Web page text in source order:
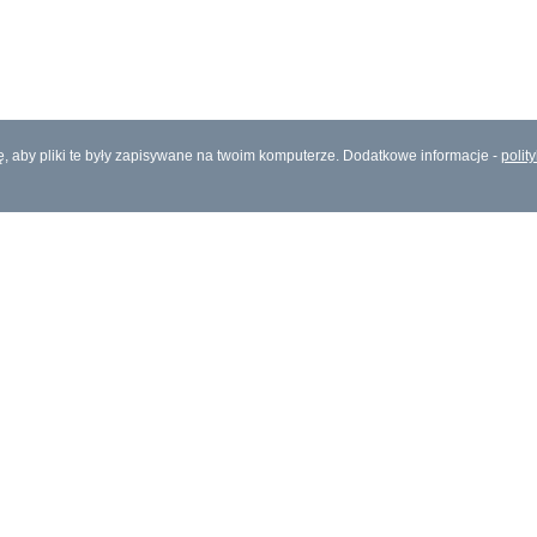
pliki te były zapisywane na twoim komputerze. Dodatkowe informacje -